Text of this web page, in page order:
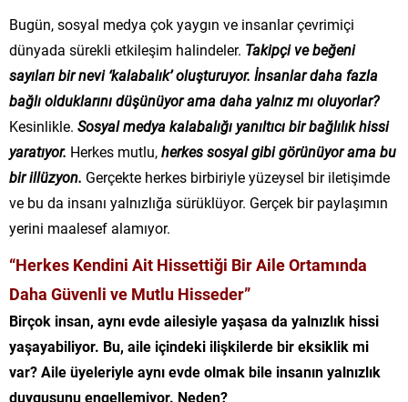
Bugün, sosyal medya çok yaygın ve insanlar çevrimiçi
dünyada sürekli etkileşim halindeler. Takipçi ve beğeni
sayıları bir nevi ‘kalabalık’ oluşturuyor. İnsanlar daha fazla
bağlı olduklarını düşünüyor ama daha yalnız mı oluyorlar?
Kesinlikle. Sosyal medya kalabalığı yanıltıcı bir bağlılık hissi
yaratıyor. Herkes mutlu,herkes sosyal gibi görünüyor ama bu
bir illüzyon. Gerçekte herkes birbiriyle yüzeysel bir iletişimde
ve bu da insanı yalnızlığa sürüklüyor. Gerçek bir paylaşımın
yerini maalesef alamıyor.
“Herkes Kendini Ait Hissettiği Bir Aile Ortamında
Daha Güvenli ve Mutlu Hisseder”
Birçok insan, aynı evde ailesiyle yaşasa da yalnızlık hissi
yaşayabiliyor. Bu, aile içindeki ilişkilerde bir eksiklik mi
var? Aile üyeleriyle aynı evde olmak bile insanın yalnızlık
duygusunu engellemiyor. Neden?